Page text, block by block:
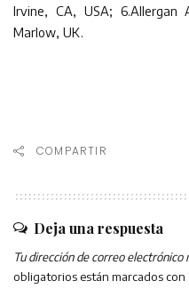
Irvine, CA, USA; 6.Allergan
Marlow, UK.
COMPARTIR
Deja una respuesta
Tu dirección de correo electrónico
obligatorios están marcados con